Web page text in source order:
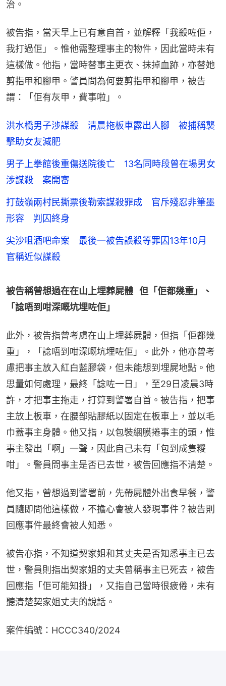
治。
被告指，當天早上已有意自首，並解釋「我殺咗佢，
我打過佢」。惟他需整理事主的物件，因此當時未有
這樣做。他指，當時替事主更衣、抺掉血跡，亦替她
剪指甲和腳甲。警員問為何要剪指甲和腳甲，被告
謂：「佢有灰甲，費事啦」。
洪水橋男子涉謀殺 清晨拖板車露出人腳 被捕稱襲
擊助女友減肥
男子上拳館後重傷送院後亡 13名同時段曾在場男女
涉謀殺 案開審
打鼓嶺兩村民撕票後勒索謀殺罪成 官斥殘忍非筆墨
形容 判囚終身
尖沙咀酒吧命案 最後一被告誤殺等罪囚13年10月
官稱近似謀殺
被告稱曾想過在在山上埋葬屍體   但「佢都幾重」、
「諗唔到咁深嘅坑埋咗佢」
此外，被告指曾考慮在山上埋葬屍體，但指「佢都幾
重」，「諗唔到咁深嘅坑埋咗佢」。此外，他亦曾考
慮把事主放入紅白藍膠袋，但未能想到埋屍地點。他
思量如何處理，最終「諗咗一日」，至29日凌晨3時
許，才把事主拖走，打算到警署自首。被告指，把事
主放上板車，在腰部貼膠紙以固定在板車上，並以毛
巾蓋事主身體。他又指，以包裝綑膜捲事主的頭，惟
事主發出「啊」一聲，因此自己未有「包到成隻糭
咁」。警員問事主是否已去世，被告回應指不清楚。
他又指，曾想過到警署前，先帶屍體外出食早餐，警
員隨即問他這樣做，不擔心會被人發現事件？被告則
回應事件最終會被人知悉。
被告亦指，不知道契家姐和其丈夫是否知悉事主已去
世，警員則指出契家姐的丈夫曾稱事主已死去，被告
回應指「佢可能知掛」，又指自己當時很疲倦，未有
聽清楚契家姐丈夫的說話。
案件編號：HCCC340/2024